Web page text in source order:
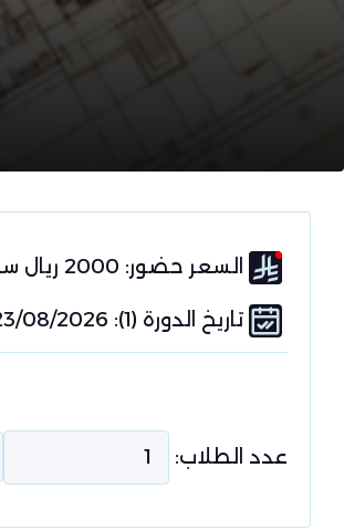
السعر حضور: 2000 ريال سعودي
تاريخ الدورة (1): 23/08/2026
عدد الطلاب: